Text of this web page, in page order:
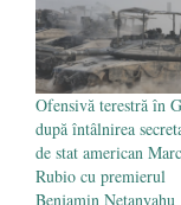
Ofensivă terestră în
după întâlnirea
de stat american
Rubio cu premierul
Benjamin Netanyahu